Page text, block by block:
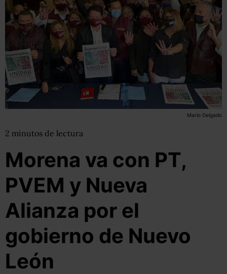
Mario Delgado
2 minutos de lectura
Morena va con PT,
PVEM y Nueva
Alianza por el
gobierno de Nuevo
León